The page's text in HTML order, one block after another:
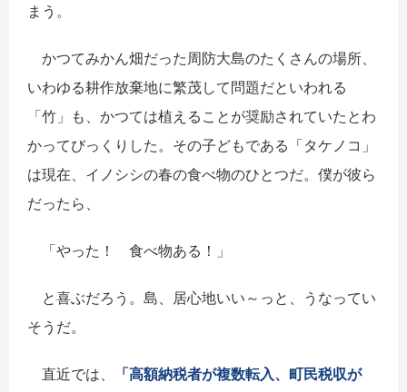
まう。
かつてみかん畑だった周防大島のたくさんの場所、
いわゆる耕作放棄地に繁茂して問題だといわれる
「竹」も、かつては植えることが奨励されていたとわ
かってびっくりした。その子どもである「タケノコ」
は現在、イノシシの春の食べ物のひとつだ。僕が彼ら
だったら、
「やった！ 食べ物ある！」
と喜ぶだろう。島、居心地いい～っと、うなってい
そうだ。
直近では、
「高額納税者が複数転入、町民税収が